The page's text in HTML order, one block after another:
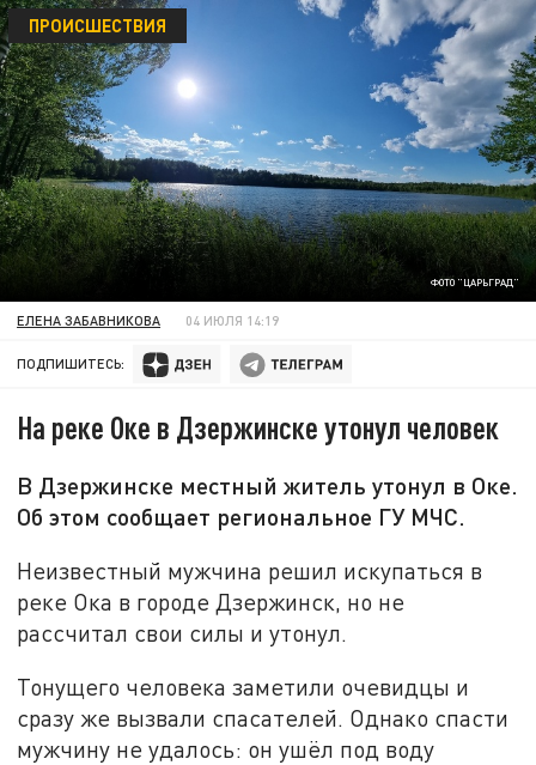
ФОТО "ЦАРЬГРАД"
ПРОИСШЕСТВИЯ
ЕЛЕНА ЗАБАВНИКОВА 04 ИЮЛЯ 14:19
ПОДПИШИТЕСЬ:
На реке Оке в Дзержинске утонул человек
В Дзержинске местный житель утонул в Оке.
Об этом сообщает региональное ГУ МЧС.
Неизвестный мужчина решил искупаться в
реке Ока в городе Дзержинск, но не
рассчитал свои силы и утонул.
Тонущего человека заметили очевидцы и
сразу же вызвали спасателей. Однако спасти
мужчину не удалось: он ушёл под воду